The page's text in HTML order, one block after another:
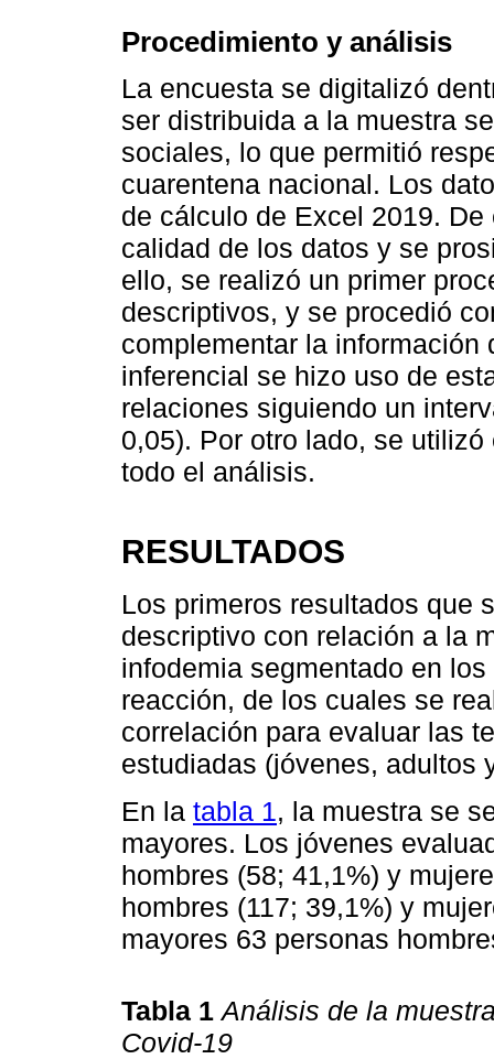
Procedimiento y análisis
La encuesta se digitalizó
ser distribuida a la muestra
sociales, lo que permitió
cuarentena nacional. Los
de cálculo de Excel 2019.
calidad de los datos y se
ello, se realizó un primer
descriptivos, y se procedió
complementar la
inferencial se hizo uso de
relaciones siguiendo un
0,05). Por otro lado, se
todo el análisis.
RESULTADOS
Los primeros resultados que
descriptivo con relación a la
infodemia segmentado en
reacción, de los cuales se
correlación para evaluar las
estudiadas (jóvenes, adultos
En la tabla 1, la muestra se
mayores. Los jóvenes
hombres (58; 41,1%) y
hombres (117; 39,1%) y
mayores 63 personas
Tabla 1Análisis de la
Covid-19